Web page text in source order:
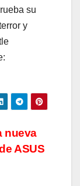
su
y
nueva
ASUS